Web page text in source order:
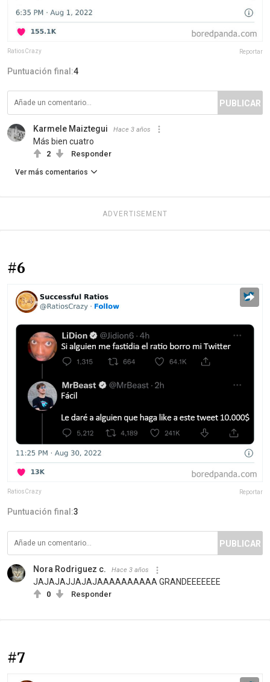
RatiosCrazy Reportar
Puntuación final:4
PUBLICAR
Karmele Maiztegui Hace 3 años
Más bien cuatro
2 Responder
Ver más comentarios
ADVERTISEMENT
#6
RatiosCrazy Reportar
Puntuación final:3
PUBLICAR
Nora Rodriguez c. Hace 3 años
JAJAJAJJAJAJAAAAAAAAAA GRANDEEEEEEE
0 Responder
#7